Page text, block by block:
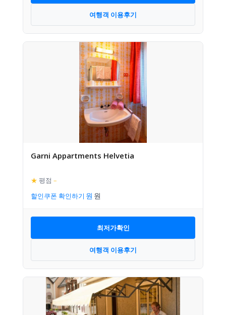
여행객 이용후기
Garni Appartments Helvetia
★ 평점 –
할인쿠폰 확인하기
최저가확인
여행객 이용후기